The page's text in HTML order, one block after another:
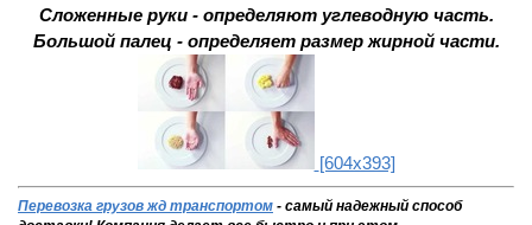
Сложенные руки - определяют углеводную часть.
Большой палец - определяет размер жирной части.
[604x393]
Перевозка грузов жд транспортом - самый надежный способ